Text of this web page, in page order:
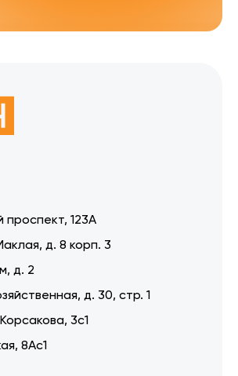
проспект, 123А
д. 8 корп. 3
д. 2
д. 30, стр. 1
3с1
8Ас1